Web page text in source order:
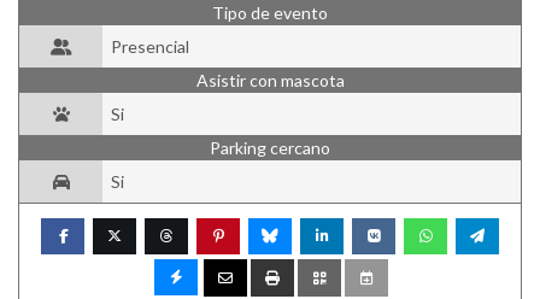
Tipo de evento
Presencial
Asistir con mascota
Si
Parking cercano
Si